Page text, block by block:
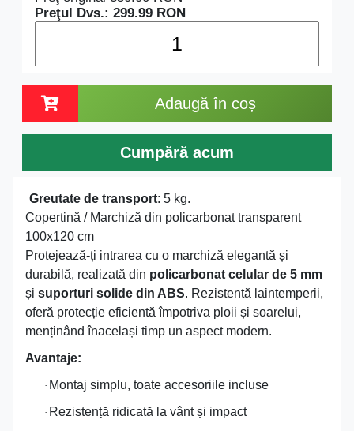
Preţul Dvs.: 299.99 RON
Adaugă în coș
Cumpără acum
Greutate de transport: 5 kg.
Copertină / Marchiză din policarbonat transparent
100x120 cm
Protejează-ți intrarea cu o marchiză elegantă și
durabilă, realizată din policarbonat celular de 5 mm
și suporturi solide din ABS. Rezistentă laintemperii,
oferă protecție eficientă împotriva ploii și soarelui,
menținând înacelași timp un aspect modern.
Avantaje:
· Montaj simplu, toate accesoriile incluse
· Rezistență ridicată la vânt și impact